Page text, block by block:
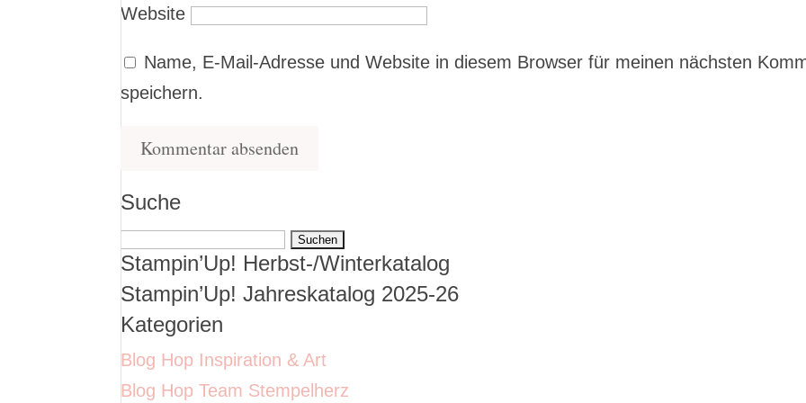
Website
Name, E-Mail-Adresse und Website in diesem Browser für meinen nächsten
speichern.
Suche
Suchen
nach:
Stampin’Up! Herbst-/Winterkatalog
Stampin’Up! Jahreskatalog 2025-26
Kategorien
Blog Hop Inspiration & Art
Blog Hop Team Stempelherz